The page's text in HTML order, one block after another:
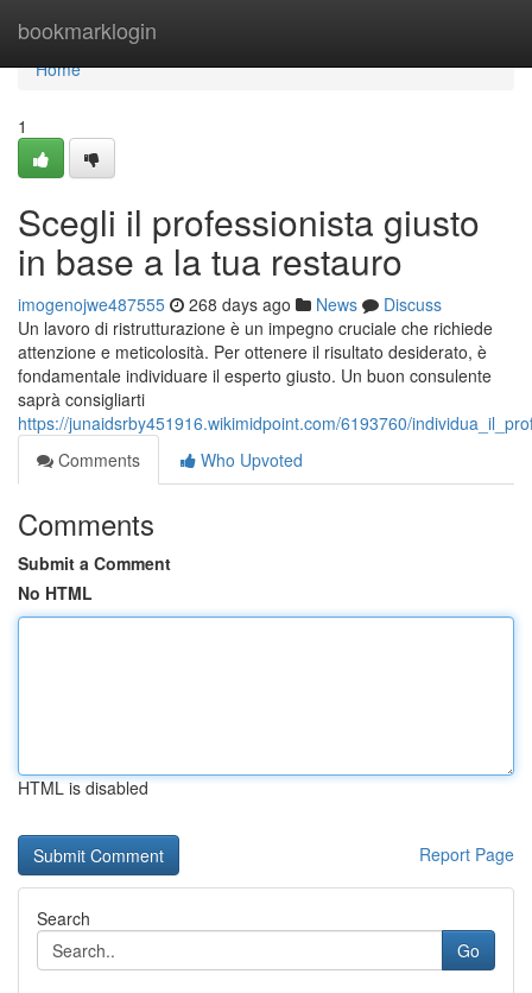
bookmarklogin
Home
Home
1
Scegli il professionista giusto
in base a la tua restauro
imogenojwe487555 268 days ago News
Discuss
Un lavoro di ristrutturazione è un impegno cruciale che richiede
attenzione e meticolosità. Per ottenere il risultato desiderato, è
fondamentale individuare il esperto giusto. Un buon consulente
saprà consigliarti
https://junaidsrby451916.wikimidpoint.com/6193760/
Comments
Who Upvoted
Comments
Submit a Comment
No HTML
HTML is disabled
Report Page
Search
Go